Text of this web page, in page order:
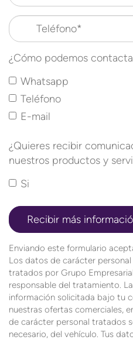
Teléfono*
¿Cómo podemos
Whatsapp
Teléfono
E-mail
¿Quieres recibir
nuestros productos y
Si
Enviando este formulario
Los datos de carácter
tratados por Grupo
responsable del tratamiento.
información solicitada bajo tu
nuestras ofertas comerciales,
de carácter personal tratados
necesario, del vehículo. Tus